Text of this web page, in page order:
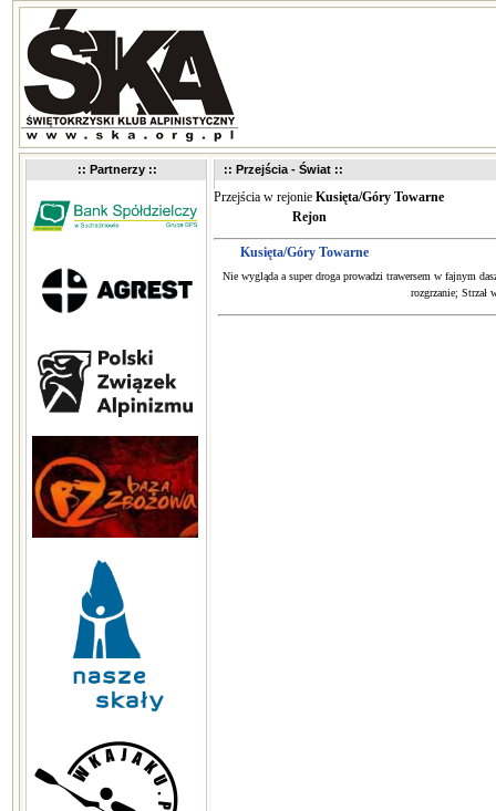
:: Partnerzy :: :: Przejścia - Świat ::
Przejścia w rejonie Kusięta/Góry Towarne
Rejon
Kusięta/Góry Towarne
Nie wygląda a super droga prowadzi trawersem w fajnym
rozgrzanie;